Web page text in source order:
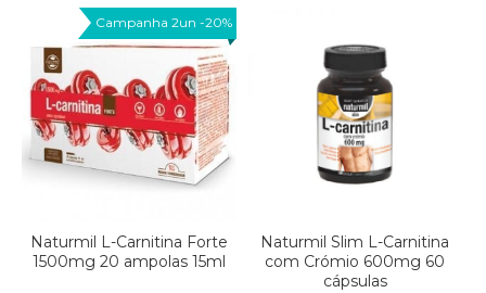
Campanha 2un -20%
Naturmil L-Carnitina Forte
1500mg 20 ampolas 15ml
Naturmil Slim L-Carnitina
com Crómio 600mg 60
cápsulas